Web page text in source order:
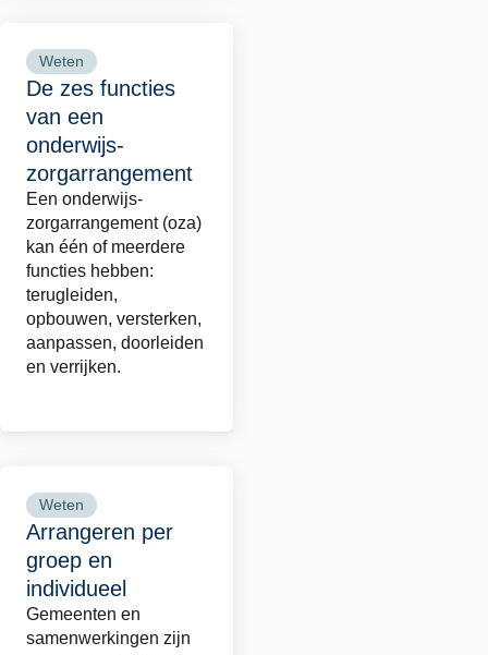
De zes functies
van een
onderwijs-
zorgarrangement
Weten
Een onderwijs-
zorgarrangement (oza)
kan één of meerdere
functies hebben:
terugleiden,
opbouwen, versterken,
aanpassen, doorleiden
en verrijken.
Lees
meer
over
De
zes
functies
van
een
onderwijs-
zorgarrangement
Arrangeren per
groep en
individueel
Weten
Gemeenten en
samenwerkingen zijn
Lees
meer
over
Arrangeren
per